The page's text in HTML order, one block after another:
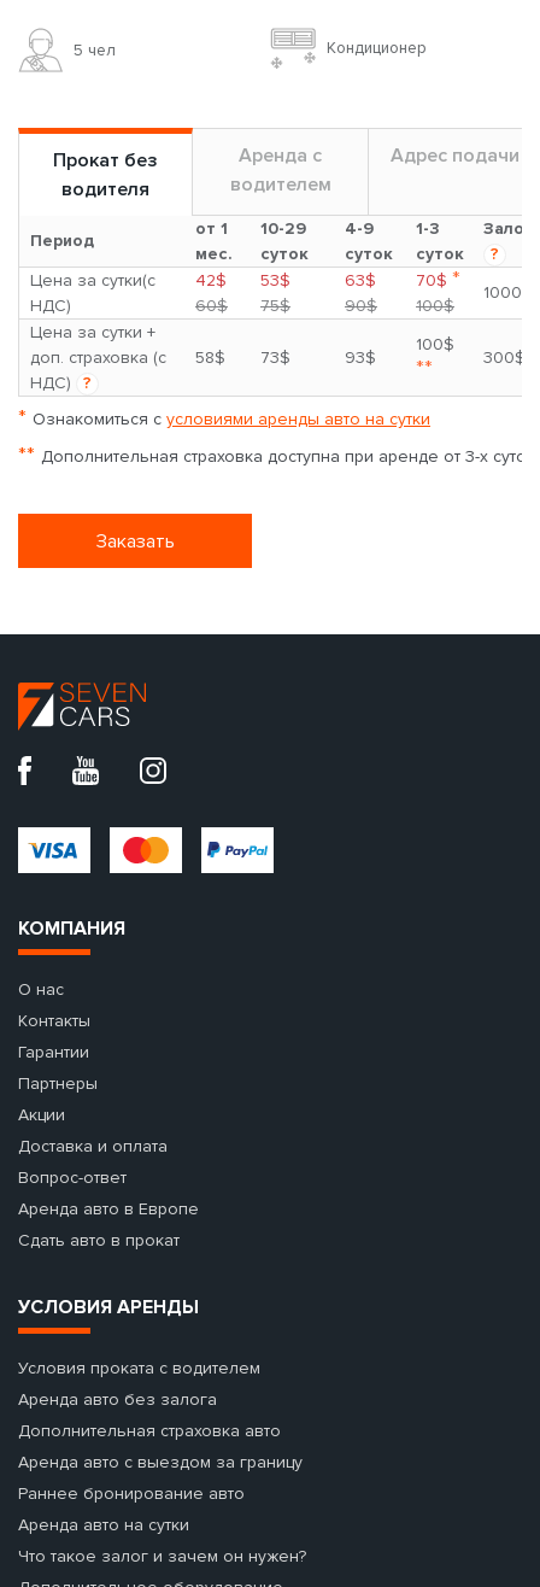
5 чел Кондиционер
Прокат без
водителя
Аренда с
водителем
Адрес подачи
Период
от 1
мес.
10-29
суток
4-9
суток
1-3
суток
Залог
?
Цена за сутки(с
НДС)
42$
60$
53$
75$
63$
90$
70$ *
100$
1000$
Цена за сутки +
доп. страховка (с
НДС)
?
58$ 73$ 93$
100$
** 300$
* Ознакомиться с условиями аренды авто на сутки
** Дополнительная страховка доступна при аренде от 3-х суток
Заказать
КОМПАНИЯ
О нас
Контакты
Гарантии
Партнеры
Акции
Доставка и оплата
Вопрос-ответ
Аренда авто в Европе
Сдать авто в прокат
УСЛОВИЯ АРЕНДЫ
Условия проката с водителем
Аренда авто без залога
Дополнительная страховка авто
Аренда авто с выездом за границу
Раннее бронирование авто
Аренда авто на сутки
Что такое залог и зачем он нужен?